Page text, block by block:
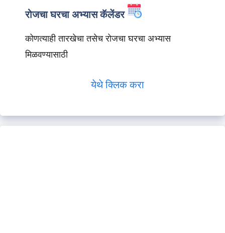
रोजचा घरचा अभ्यास कॅलेंडर
कोणत्याही तारखेचा तसेच रोजचा घरचा अभ्यास
मिळवण्यासाठी
येथे क्लिक करा